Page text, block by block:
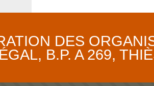
DES
B.P. A 269,